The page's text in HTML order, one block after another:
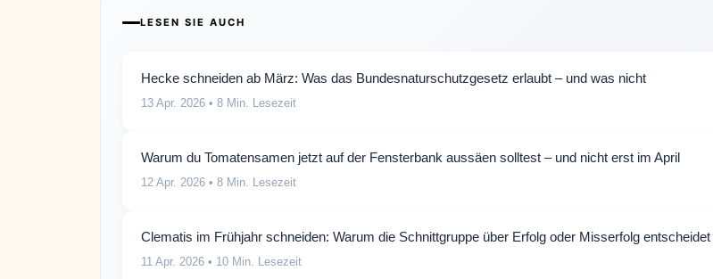
LESEN SIE AUCH
Hecke schneiden ab März: Was das Bundesnaturschutzgesetz erlaubt – und was nicht
13 Apr. 2026 • 8 Min. Lesezeit
Warum du Tomatensamen jetzt auf der Fensterbank aussäen solltest – und nicht erst im April
12 Apr. 2026 • 8 Min. Lesezeit
Clematis im Frühjahr schneiden: Warum die Schnittgruppe über Erfolg oder Misserfolg entscheidet
11 Apr. 2026 • 10 Min. Lesezeit